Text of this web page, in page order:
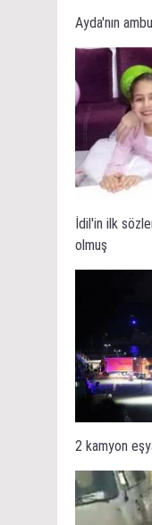
Ayda'nın
İdil'in ilk
olmuş
2 kamyon